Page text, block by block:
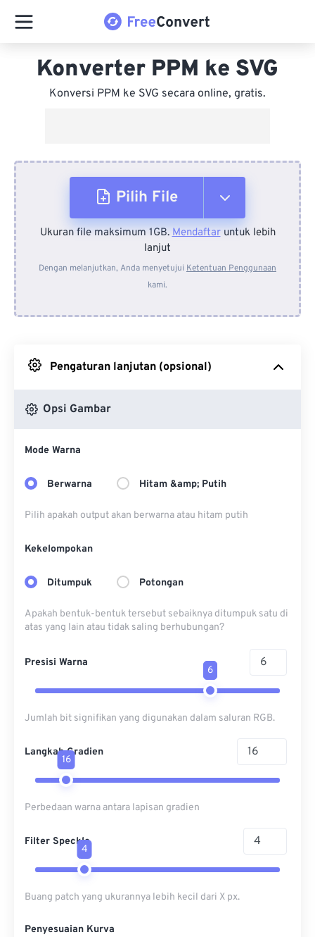
Konverter PPM ke SVG
Konversi PPM ke SVG secara online, gratis.
Pilih File
Dari Perangkat
Dari Dropbox
Ukuran file maksimum 1GB.Mendaftaruntuk lebih
lanjut
Dengan melanjutkan, Anda menyetujui Ketentuan Penggunaan
kami.
Pengaturan lanjutan (opsional)
Opsi Gambar
Mode Warna
Berwarna Hitam &amp; Putih
Pilih apakah output akan berwarna atau hitam putih
Kekelompokan
Ditumpuk Potongan
Apakah bentuk-bentuk tersebut sebaiknya ditumpuk satu di
atas yang lain atau tidak saling berhubungan?
Presisi Warna
6
Jumlah bit signifikan yang digunakan dalam saluran RGB.
Langkah Gradien
16
Perbedaan warna antara lapisan gradien
Filter Speckle
4
Buang patch yang ukurannya lebih kecil dari X px.
Penyesuaian Kurva